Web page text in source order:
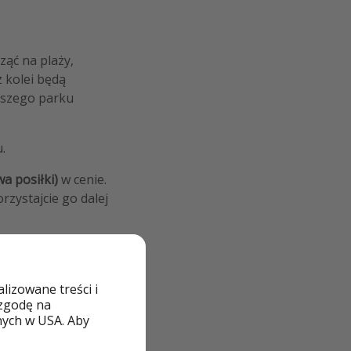
na plaży,
kolei będą
parku
posiłki)w cenie.
go dalej
treści i
na
w USA. Aby